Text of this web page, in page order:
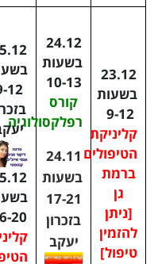
23.12
בשעות
9-12
קליניקת
הטיפולים
ברמת
גן
[ניתן
להזמין
טיפול]
24.12
בשעות
10-13
קורס
רפלקסולוגיה
24.11
בשעות
17-21
בזכרון
יעקב
12
20